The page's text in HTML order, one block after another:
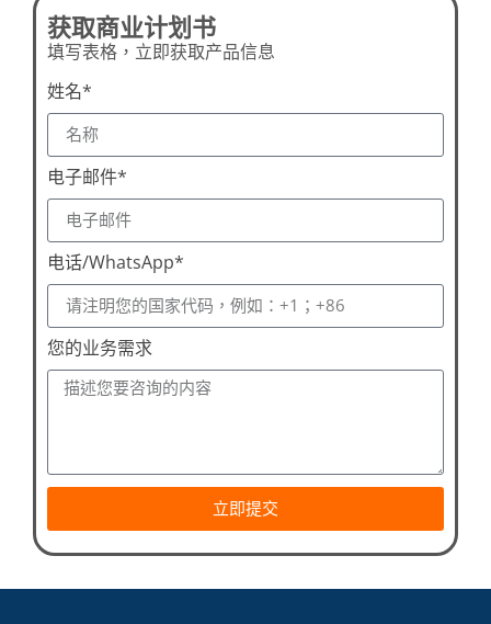
获取商业计划书
填写表格，立即获取产品信息
姓名*
电子邮件*
电话/WhatsApp*
您的业务需求
立即提交